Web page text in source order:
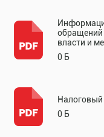
обращений
власти и
0 Б
Налоговый
0 Б